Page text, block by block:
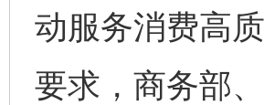
动服务消费高
要求，商务部